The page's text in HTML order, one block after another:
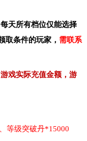
每天所有档位仅能选择
取条件的玩家， 需联系
戏实际充值金额，游
等级突破丹*15000